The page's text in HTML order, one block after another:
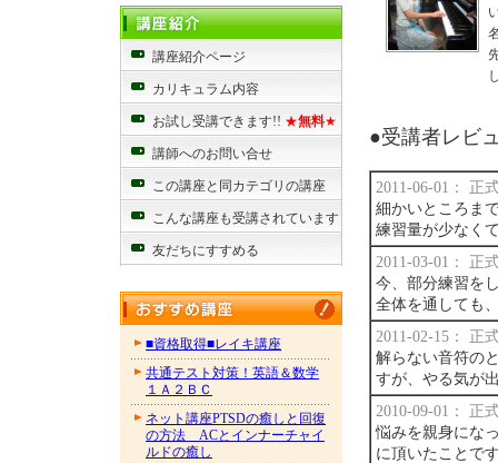
講座紹介ページ
カリキュラム内容
お試し受講できます!! ★無料★
講師へのお問い合せ
この講座と同カテゴリの講座
こんな講座も受講されています
友だちにすすめる
■資格取得■レイキ講座
共通テスト対策！英語＆数学
１Ａ２ＢＣ
ネット講座PTSDの癒しと回復
の方法 ACとインナーチャイ
ルドの癒し
●受講者レビ
2011-06-01： 正
細かいところま
練習量が少なく
2011-03-01： 正
今、部分練習を
全体を通しても
2011-02-15： 正
解らない音符の
すが、やる気が
2010-09-01： 正
悩みを親身にな
に頂いたことで